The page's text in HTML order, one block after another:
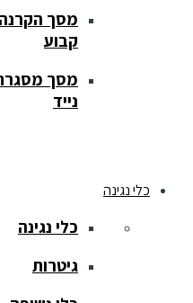
מסך הקרנה
קבוע
מסך מסגרת
נייד
כלי נגינה
כלי נגינה
גיטרות